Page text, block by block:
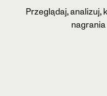
Przeglądaj,
nagrania